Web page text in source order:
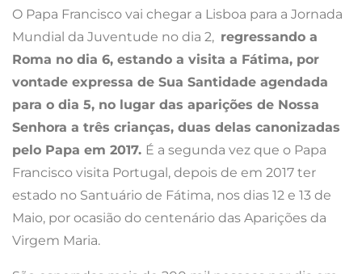
O Papa Francisco vai chegar a Lisboa para a Jornada
Mundial da Juventude no dia 2, regressando a
Roma no dia 6, estando a visita a Fátima, por
vontade expressa de Sua Santidade agendada
para o dia 5, no lugar das aparições de Nossa
Senhora a três crianças, duas delas canonizadas
pelo Papa em 2017. É a segunda vez que o Papa
Francisco visita Portugal, depois de em 2017 ter
estado no Santuário de Fátima, nos dias 12 e 13 de
Maio, por ocasião do centenário das Aparições da
Virgem Maria.